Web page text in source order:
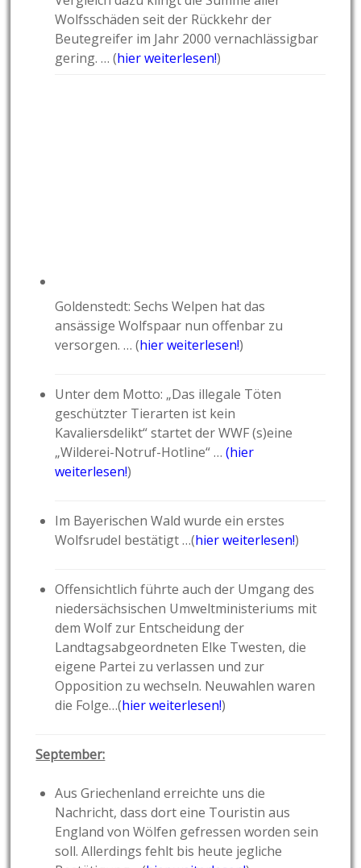
Wolfsschäden seit der Rückkehr der
Beutegreifer im Jahr 2000 vernachlässigbar
gering. … (hier weiterlesen!)
Goldenstedt: Sechs Welpen hat das
ansässige Wolfspaar nun offenbar zu
versorgen. … (hier weiterlesen!)
Unter dem Motto: „Das illegale Töten
geschützter Tierarten ist kein
Kavaliersdelikt“ startet der WWF (s)eine
„Wilderei-Notruf-Hotline“ …(hier
weiterlesen!)
Im Bayerischen Wald wurde ein erstes
Wolfsrudel bestätigt …(hier weiterlesen!)
Offensichtlich führte auch der Umgang des
niedersächsischen Umweltministeriums mit
dem Wolf zur Entscheidung der
Landtagsabgeordneten Elke Twesten, die
eigene Partei zu verlassen und zur
Opposition zu wechseln. Neuwahlen waren
die Folge…(hier weiterlesen!)
September:
Aus Griechenland erreichte uns die
Nachricht, dass dort eine Touristin aus
England von Wölfen gefressen worden sein
soll. Allerdings fehlt bis heute jegliche